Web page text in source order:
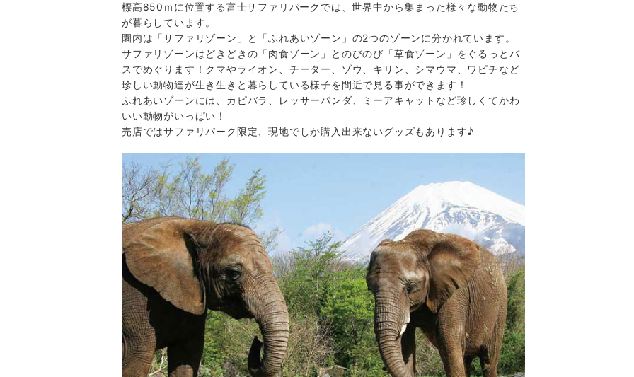
標高850ｍに位置する富士サファリパークでは、世界中から集まった様々な動物たち
が暮らしています。
園内は「サファリゾーン」と「ふれあいゾーン」の2つのゾーンに分かれています。
サファリゾーンはどきどきの「肉食ゾーン」とのびのび「草食ゾーン」をぐるっとバ
スでめぐります！クマやライオン、チーター、ゾウ、キリン、シマウマ、ワピチなど
珍しい動物達が生き生きと暮らしている様子を間近で見る事ができます！
ふれあいゾーンには、カピバラ、レッサーパンダ、ミーアキャットなど珍しくてかわ
いい動物がいっぱい！
売店ではサファリパーク限定、現地でしか購入出来ないグッズもあります♪